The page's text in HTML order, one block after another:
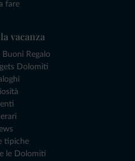
fare
vacanza
Buoni Regalo
Dolomiti
tipiche
le Dolomiti